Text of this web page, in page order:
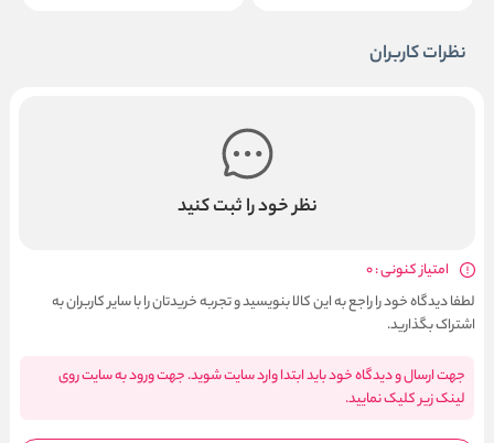
نظرات کاربران
نظر خود را ثبت کنید
امتیاز کنونی : 0
لطفا دیدگاه خود را راجع به این کالا بنویسید و تجربه خریدتان را با سایر کاربران به
اشتراک بگذارید.
جهت ارسال و دیدگاه خود باید ابتدا وارد سایت شوید. جهت ورود به سایت روی
لینک زیر کلیک نمایید.